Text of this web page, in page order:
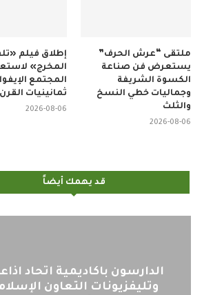
إطلاق فيلم
المخرج»
المجتمع
ثمانينيات
2026-08-06
ملتقى “عرش الحرف”
يستعرض فن صناعة
الكسوة الشريفة
وجماليات خطي النسخ
والثلث
2026-08-06
قد يهمك أيضاً
الدارسون باكاديمية اتحاد
وتليفزيونات التعاون